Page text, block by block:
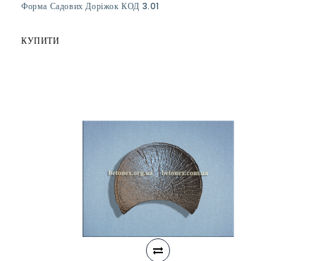
Форма Садових Доріжок КОД 3.01
КУПИТИ